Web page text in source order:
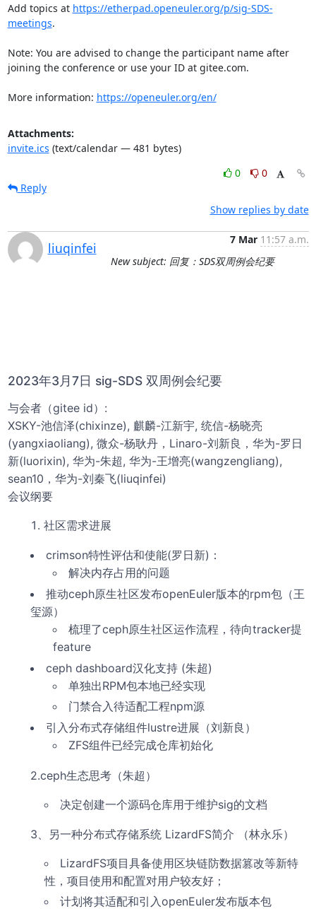
Add topics at https://etherpad.openeuler.org/p/sig-SDS-
meetings.
Note: You are advised to change the participant name after
joining the conference or use your ID at gitee.com.
More information: https://openeuler.org/en/
Attachments:
invite.ics (text/calendar — 481 bytes)
0
0
Reply
Show replies by date
liuqinfei
7 Mar 11:57 a.m.
New subject: 回复：SDS双周例会纪要
2023年3月7日 sig-SDS 双周例会纪要
与会者（gitee id）:
XSKY-池信泽(chixinze), 麒麟-江新宇, 统信-杨晓亮
(yangxiaoliang), 微众-杨耿丹，Linaro-刘新良，华为-罗日
新(luorixin), 华为-朱超, 华为-王增亮(wangzengliang),
sean10，华为-刘秦飞(liuqinfei)
会议纲要
社区需求进展
crimson特性评估和使能(罗日新)：
解决内存占用的问题
推动ceph原生社区发布openEuler版本的rpm包（王
玺源）
梳理了ceph原生社区运作流程，待向tracker提
feature
ceph dashboard汉化支持 (朱超)
单独出RPM包本地已经实现
门禁合入待适配工程npm源
引入分布式存储组件lustre进展（刘新良）
ZFS组件已经完成仓库初始化
2.ceph生态思考（朱超）
决定创建一个源码仓库用于维护sig的文档
3、另一种分布式存储系统 LizardFS简介 （林永乐）
LizardFS项目具备使用区块链防数据篡改等新特
性，项目使用和配置对用户较友好；
计划将其适配和引入openEuler发布版本包